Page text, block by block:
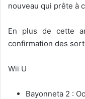
nouveau qui prête à
En plus de cette
confirmation des
Wii U
Bayonneta 2 :